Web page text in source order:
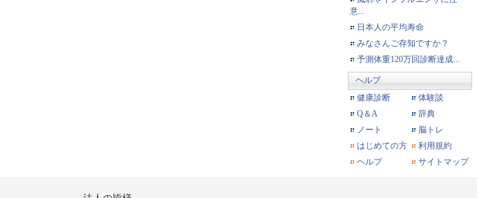
意...
日本人の平均寿命
みなさんご存知ですか？
予測体重120万回診断達成...
ヘルプ
健康診断
体験談
Q＆A
辞典
ノート
脳トレ
はじめての方
利用規約
ヘルプ
サイトマップ